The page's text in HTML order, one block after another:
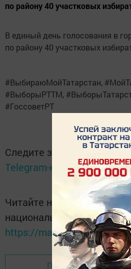
по району 40 участковых
В единый день голосования в
по району 40 участковых
#ВыбираюМойТатарстан,
#ВыборыРТТМ,
#ГоссоветРТ
Следите за самым
Telegram-каналеТатмедиа
Читайте новости
национальном
https://max.ru/tatmedia
Перейти на страницу